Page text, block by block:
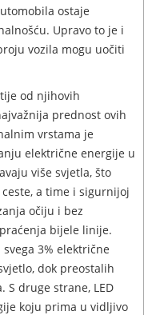
ostaje
Upravo to je i
vozila mogu uočiti
od njihovih
prednost ovih
vrstama je
električne energije u
više svjetla, što
a time i sigurnijoj
očiju i bez
bijele linije.
3% električne
dok preostalih
S druge strane, LED
koju prima u vidljivo